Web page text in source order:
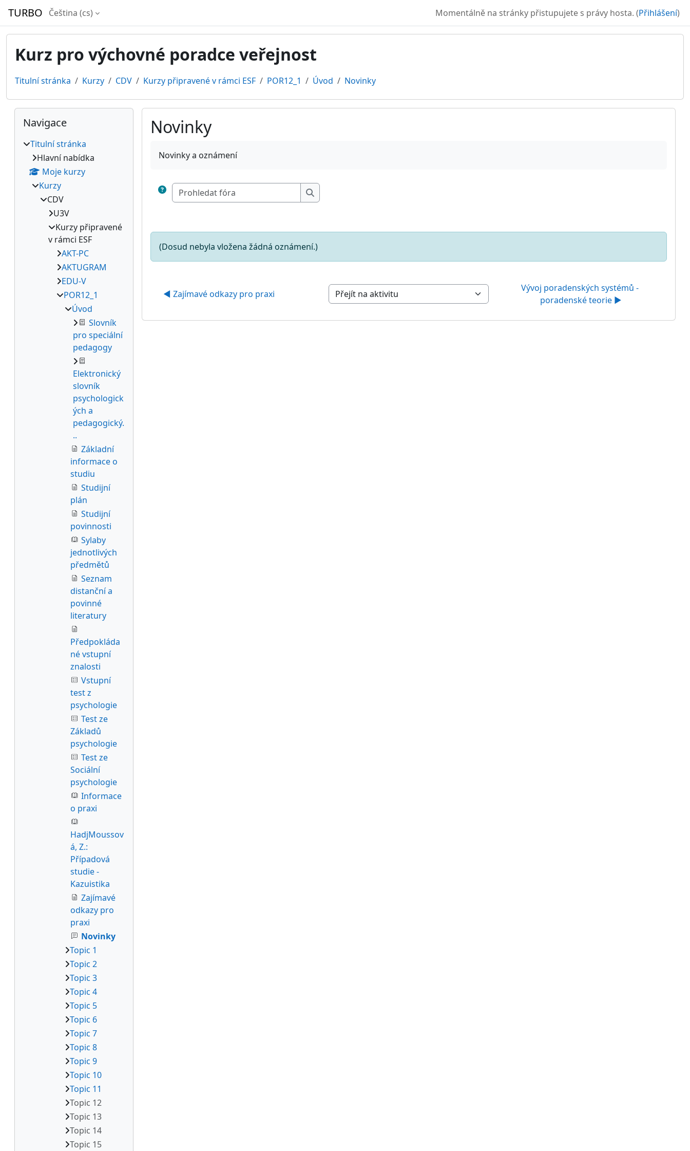
Přejít k hlavnímu obsahu
TURBO Čeština ‎(cs)‎ Momentálně na stránky přistupujete s právy hosta. (Přihlášení)
Kurz pro výchovné poradce veřejnost
Titulní stránka Kurzy CDV Kurzy připravené v rámci ESF POR12_1 Úvod Novinky
Novinky
Novinky a oznámení
Prohledat fóra
Prohledat fóra
(Dosud nebyla vložena žádná oznámení.)
◀︎ Zajímavé odkazy pro praxi Přejít na aktivitu
Vývoj poradenských systémů -
poradenské teorie ▶︎
Bloky
Přeskočit: Navigace
Navigace
Titulní stránka
Hlavní nabídka
Moje kurzy
Kurzy
CDV
U3V
Kurzy připravené
v rámci ESF
AKT-PC
AKTUGRAM
EDU-V
POR12_1
Úvod
Slovník
pro speciální
pedagogy
Elektronický
slovník
psychologick
ých a
pedagogický.
..
Základní
informace o
studiu
Studijní
plán
Studijní
povinnosti
Sylaby
jednotlivých
předmětů
Seznam
distanční a
povinné
literatury
Předpokláda
né vstupní
znalosti
Vstupní
test z
psychologie
Test ze
Základů
psychologie
Test ze
Sociální
psychologie
Informace
o praxi
HadjMoussov
á, Z.:
Případová
studie -
Kazuistika
Zajímavé
odkazy pro
praxi
Novinky
Topic 1
Topic 2
Topic 3
Topic 4
Topic 5
Topic 6
Topic 7
Topic 8
Topic 9
Topic 10
Topic 11
Topic 12
Topic 13
Topic 14
Topic 15